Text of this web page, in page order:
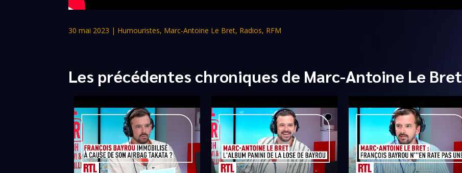
30 mai 2023 | Humouristes, Marc-Antoine Le Bret, Radios, RFM
Les précédentes chroniques de Marc-Antoine Le Bret